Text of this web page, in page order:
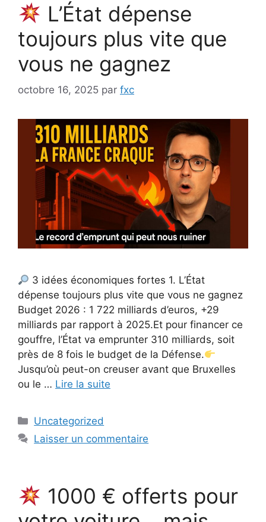
L’État dépense
toujours plus vite que
vous ne gagnez
octobre 16, 2025 par fxc
3 idées économiques fortes 1. L’État
dépense toujours plus vite que vous ne gagnez
Budget 2026 : 1 722 milliards d’euros, +29
milliards par rapport à 2025.Et pour financer ce
gouffre, l’État va emprunter 310 milliards, soit
près de 8 fois le budget de la Défense.
Jusqu’où peut-on creuser avant que Bruxelles
ou le … Lire la suite
Catégories
Uncategorized
Laisser un commentaire
1000 € offerts pour